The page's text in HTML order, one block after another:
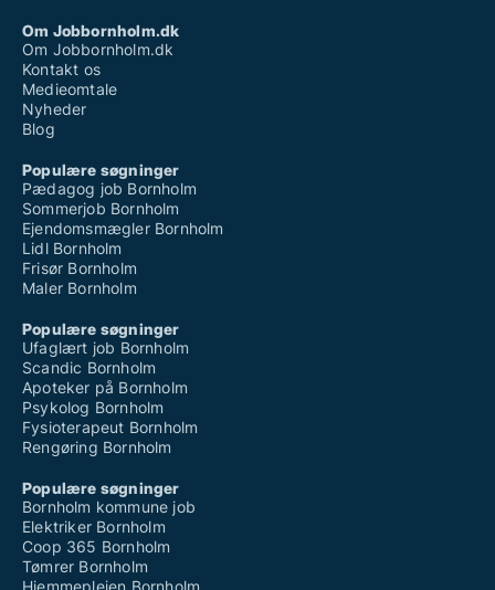
Om Jobbornholm.dk
Om Jobbornholm.dk
Kontakt os
Medieomtale
Nyheder
Blog
Populære søgninger
Pædagog job Bornholm
Sommerjob Bornholm
Ejendomsmægler Bornholm
Lidl Bornholm
Frisør Bornholm
Maler Bornholm
Populære søgninger
Ufaglært job Bornholm
Scandic Bornholm
Apoteker på Bornholm
Psykolog Bornholm
Fysioterapeut Bornholm
Rengøring Bornholm
Populære søgninger
Bornholm kommune job
Elektriker Bornholm
Coop 365 Bornholm
Tømrer Bornholm
Hjemmeplejen Bornholm